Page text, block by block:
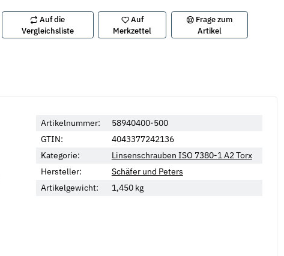
Auf die
Vergleichsliste
Auf
Merkzettel
Frage zum
Artikel
Artikelnummer:
58940400-500
GTIN:
4043377242136
Kategorie:
Linsenschrauben ISO 7380-1 A2 Torx
Hersteller:
Schäfer und Peters
Artikelgewicht:
1,450 kg